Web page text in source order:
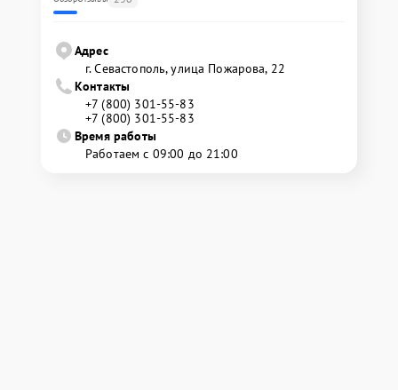
Адрес
г. Севастополь, улица Пожарова, 22
Контакты
+7 (800) 301-55-83
+7 (800) 301-55-83
Время работы
Работаем с 09:00 до 21:00